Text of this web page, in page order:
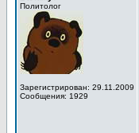
Политолог
Зарегистрирован: 29.11.2009
Сообщения: 1929